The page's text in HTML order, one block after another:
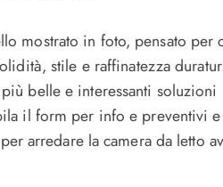
mostrato in foto, pensato per
stile e raffinatezza
belle e interessanti
il form per info e preventivi
arredare la camera da letto